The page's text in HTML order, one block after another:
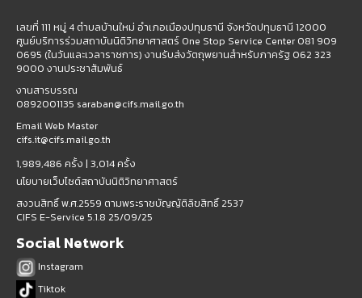
เลขที่ 111 หมู่ 4 ตำบลบ้านใหม่ อำเภอเมืองปทุมธานี จังหวัดปทุมธานี 12000
ศูนย์บริการร่วมสถาบันนิติวิทยาศาสตร์ One Stop Service Center 081 909
0695 (ในวันและเวลาราชการ) งานรับส่งวัตถุพยานสำหรับภาครัฐ 062 323
9000 งานประชาสัมพันธ์
งานสารบรรณ
0892001135 saraban@cifs.mail.go.th
Email Web Master
cifs.it@cifs.mail.go.th
1,989,486 ครั้ง | 3,014 ครั้ง
นโยบายเว็บไซต์สถาบันนิติวิทยาศาสตร์
สงวนสิทธิ์ พ.ศ.2559 ตามพระราชบัญญัติลิขสิทธิ์ 2537
CIFS E-Service 5.1.8 25/09/25
Social Network
Instagram
Tiktok